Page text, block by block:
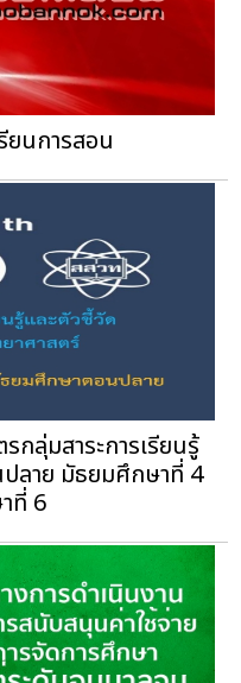
ยนการสอน
ลุ่มสาระการเรียนรู้
าย มัธยมศึกษาที่ 4 
ที่ 6